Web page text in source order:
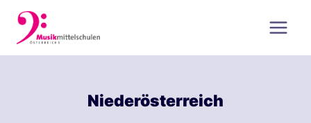
Zum
Inhalt
springen
Niederösterreich